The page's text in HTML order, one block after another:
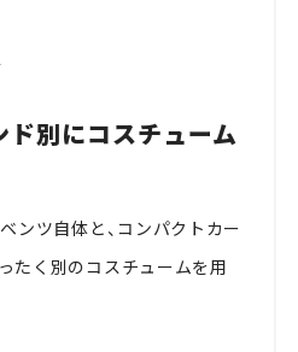
別にコスチューム
ンツ自体と、コンパクトカー
たく別のコスチュームを用